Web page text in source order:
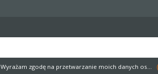
Wyrażam zgodę na przetwarzanie moich danych